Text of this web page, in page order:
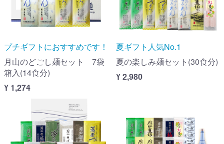
プチギフトにおすすめです！
月山のどごし麺セット 7袋
箱入(14食分)
¥ 1,274
夏ギフト人気No.1
夏の楽しみ麺セット(30食分)
¥ 2,980